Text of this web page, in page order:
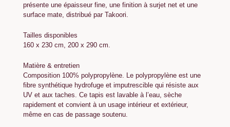
présente une épaisseur fine, une finition à surjet net et une
surface mate, distribué par Takoori.
Tailles disponibles
160 x 230 cm, 200 x 290 cm.
Matière & entretien
Composition 100% polypropylène. Le polypropylène est une
fibre synthétique hydrofuge et imputrescible qui résiste aux
UV et aux taches. Ce tapis est lavable à l’eau, sèche
rapidement et convient à un usage intérieur et extérieur,
même en cas de passage soutenu.